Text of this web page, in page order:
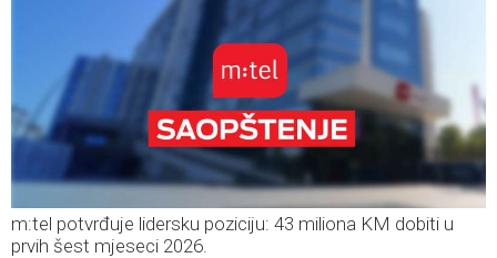
m:tel potvrđuje lidersku poziciju: 43 miliona KM dobiti u
prvih šest mjeseci 2026.